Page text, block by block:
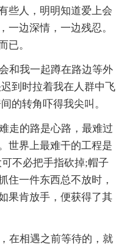
些人，明明知道爱上会
一边深情，一边残忍。
已。
和我一起蹲在路边等外
到时拉着我在人群中飞
的转角吓得我尖叫。
走的路是心路，最难过
世界上最难干的工程是
不必把手指砍掉;帽子
住一件东西总不放时，
果肯放手，便获得了其
在相遇之前等待的，就